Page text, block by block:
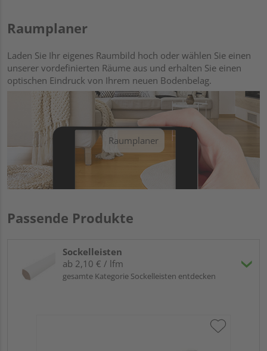
Raumplaner
Laden Sie Ihr eigenes Raumbild hoch oder wählen Sie einen
unserer vordefinierten Räume aus und erhalten Sie einen
optischen Eindruck von Ihrem neuen Bodenbelag.
Raumplaner
Passende Produkte
Sockelleisten
ab 2,10 € / lfm
gesamte Kategorie Sockelleisten entdecken